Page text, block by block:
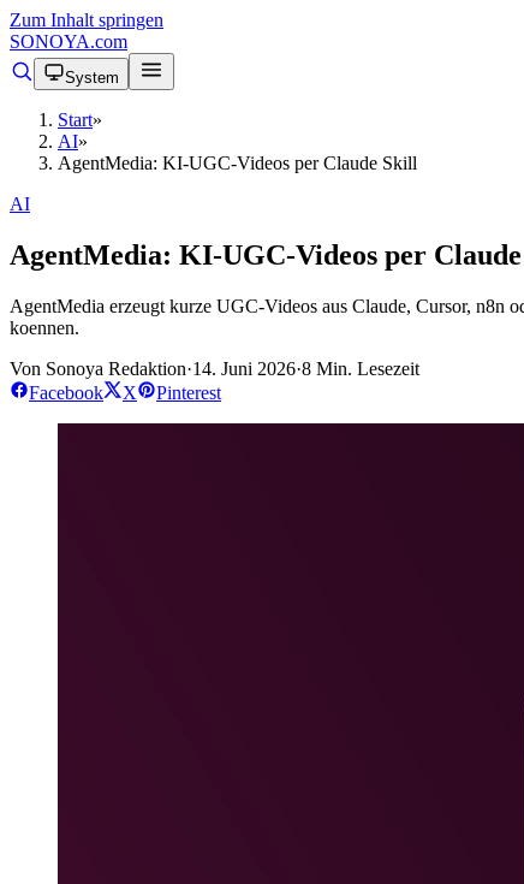
Zum Inhalt springen
SONOYA.com
System
Start»
AI»
AgentMedia: KI-UGC-Videos per Claude Skill
AI
AgentMedia: KI-UGC-Videos per
AgentMedia erzeugt kurze UGC-Videos aus Claude, Cursor, n8n
koennen.
Von Sonoya Redaktion·14. Juni 2026·8 Min. Lesezeit
Facebook
X Pinterest